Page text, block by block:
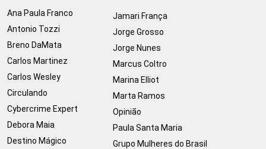
Ana Paula Franco
Antonio Tozzi
Breno DaMata
Carlos Martinez
Carlos Wesley
Circulando
Cybercrime Expert
Debora Maia
Destino Mágico
Jamari França
Jorge Grosso
Jorge Nunes
Marcus Coltro
Marina Elliot
Marta Ramos
Opinião
Paula Santa Maria
Grupo Mulheres do Brasil